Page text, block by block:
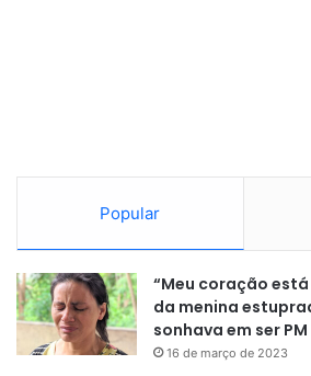
Popular
“Meu coração
da menina
sonhava em ser PM
16 de março de 2023